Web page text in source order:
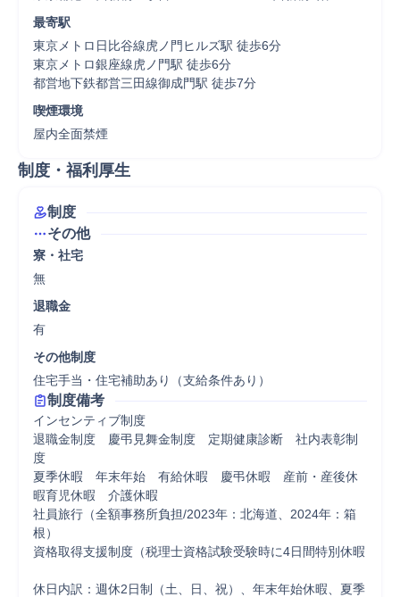
最寄駅
東京メトロ日比谷線虎ノ門ヒルズ駅 徒歩6分
東京メトロ銀座線虎ノ門駅 徒歩6分
都営地下鉄都営三田線御成門駅 徒歩7分
喫煙環境
屋内全面禁煙
制度・福利厚生
制度
その他
寮・社宅
無
退職金
有
その他制度
住宅手当・住宅補助あり（支給条件あり）
制度備考
インセンティブ制度
退職金制度　慶弔見舞金制度　定期健康診断　社内表彰制
度
夏季休暇　年末年始　有給休暇　慶弔休暇　産前・産後休
暇育児休暇　介護休暇
社員旅行（全額事務所負担/2023年：北海道、2024年：箱
根）
資格取得支援制度（税理士資格試験受験時に4日間特別休暇
休日内訳：週休2日制（土、日、祝）、年末年始休暇、夏季